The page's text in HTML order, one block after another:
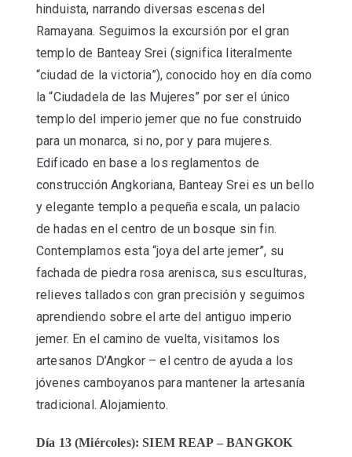
hinduista, narrando diversas escenas del
Ramayana. Seguimos la excursión por el gran
templo de Banteay Srei (significa literalmente
“ciudad de la victoria”), conocido hoy en día como
la “Ciudadela de las Mujeres” por ser el único
templo del imperio jemer que no fue construido
para un monarca, si no, por y para mujeres.
Edificado en base a los reglamentos de
construcción Angkoriana, Banteay Srei es un bello
y elegante templo a pequeña escala, un palacio
de hadas en el centro de un bosque sin fin.
Contemplamos esta “joya del arte jemer”, su
fachada de piedra rosa arenisca, sus esculturas,
relieves tallados con gran precisión y seguimos
aprendiendo sobre el arte del antiguo imperio
jemer. En el camino de vuelta, visitamos los
artesanos D’Angkor – el centro de ayuda a los
jóvenes camboyanos para mantener la artesanía
tradicional. Alojamiento.
Día 13 (Miércoles): SIEM REAP – BANGKOK